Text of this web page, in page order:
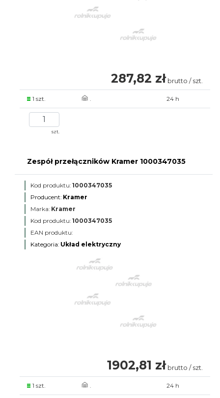
287,82 zł brutto / szt.
1 szt. . 24 h
szt.
Zespół przełączników Kramer 1000347035
Kod produktu: 1000347035
Producent: Kramer
Marka: Kramer
Kod produktu: 1000347035
EAN produktu:
Kategoria: Układ elektryczny
1902,81 zł brutto / szt.
1 szt. . 24 h